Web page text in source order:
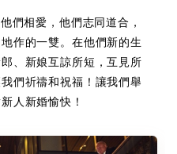
們相愛，他們志同道合，
作的一雙。在他們新的生
、新娘互諒所短，互見所
們祈禱和祝福！讓我們舉
人新婚愉快！